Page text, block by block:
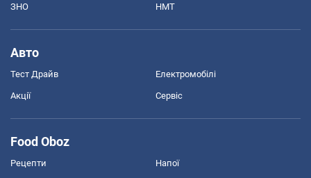
ЗНО НМТ
Авто
Тест Драйв Електромобілі
Акції Сервіс
Food Oboz
Рецепти Напої